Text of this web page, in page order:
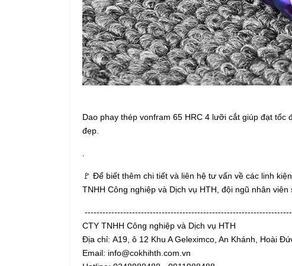
Dao phay thép vonfram 65 HRC 4 lưỡi cắt giúp đạt
đẹp.
.
🚩 Để biết thêm chi tiết và liên hệ tư vấn về các linh
TNHH Công nghiệp và Dịch vụ HTH, đội ngũ nhân
CTY TNHH Công nghiệp và Dịch vụ HTH
Địa chỉ: A19, ô 12 Khu A Geleximco, An Khánh, Hoài
Email: info@cokhihth.com.vn